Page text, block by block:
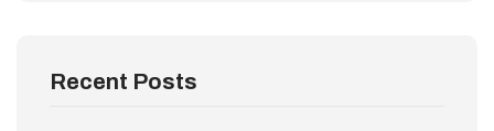
Recent Posts